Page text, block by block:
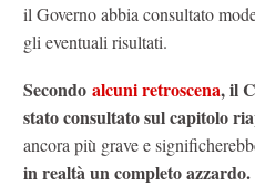
il Governo abbia consultato
gli eventuali risultati.
Secondo alcuni retroscena, il
stato consultato sul capitolo
ancora più grave e
in realtà un completo azzardo.